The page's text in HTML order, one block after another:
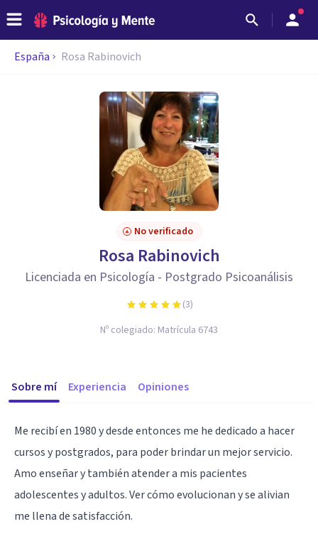
España Rosa Rabinovich
No verificado
Rosa Rabinovich
Licenciada en Psicología - Postgrado Psicoanálisis
(3)
Nº colegiado: Matrícula 6743
Sobre mí Experiencia Opiniones
Me recibí en 1980 y desde entonces me he dedicado a hacer
cursos y postgrados, para poder brindar un mejor servicio.
Amo enseñar y también atender a mis pacientes
adolescentes y adultos. Ver cómo evolucionan y se alivian
me llena de satisfacción.